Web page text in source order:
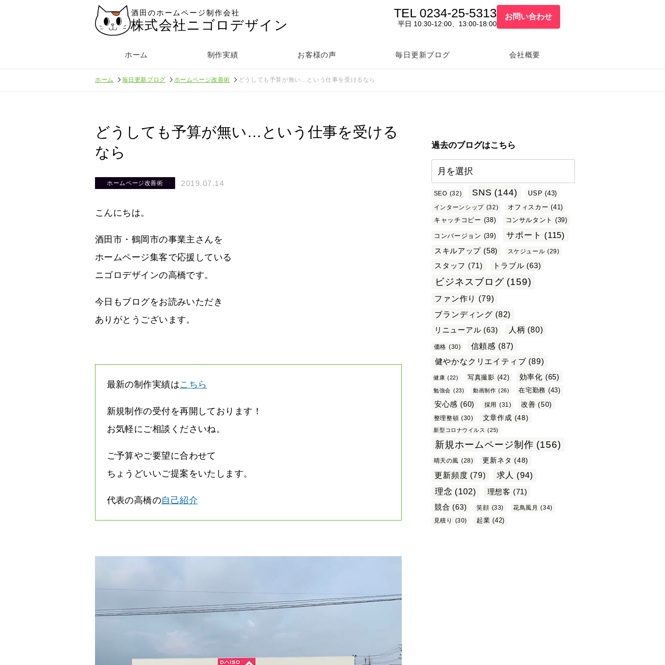
酒田のホームページ制作会社
株式会社ニゴロデザイン
TEL 0234-25-5313
平日 10:30-12:00、13:00-18:00
お問い合わせ
ホーム 制作実績 お客様の声 毎日更新ブログ 会社概要
ホーム 毎日更新ブログ ホームページ改善術 どうしても予算が無い…という仕事を受けるなら
どうしても予算が無い…という仕事を受ける
なら
ホームページ改善術 2019.07.14
こんにちは。
酒田市・鶴岡市の事業主さんを
ホームページ集客で応援している
ニゴロデザインの高橋です。
今日もブログをお読みいただき
ありがとうございます。
最新の制作実績はこちら
新規制作の受付を再開しております！
お気軽にご相談くださいね。
ご予算やご要望に合わせて
ちょうどいいご提案をいたします。
代表の高橋の自己紹介
過去のブログはこちら
SEO (32) SNS (144) USP (43)
インターンシップ (32) オフィスカー (41)
キャッチコピー (38) コンサルタント (39)
コンバージョン (39) サポート (115)
スキルアップ (58) スケジュール (29)
スタッフ (71) トラブル (63)
ビジネスブログ (159)
ファン作り
(79)
ブランディング (82)
リニューアル (63) 人柄 (80)
価格 (30) 信頼感 (87)
健やかなクリエイティブ (89)
健康 (22) 写真撮影 (42) 効率化 (65)
勉強会 (23) 動画制作 (26) 在宅勤務 (43)
安心感 (60) 採用 (31) 改善 (50)
整理整頓 (30) 文章作成 (48)
新型コロナウイルス (25)
新規ホームページ制作 (156)
晴天の風 (28) 更新ネタ (48)
更新頻度 (79) 求人 (94)
理念 (102) 理想客 (71)
競合 (63) 笑顔 (33) 花鳥風月 (34)
見積り
(30) 起業 (42)